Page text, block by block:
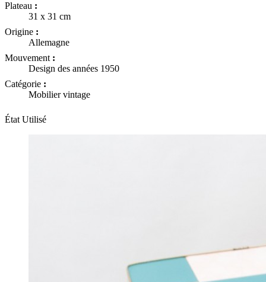
Plateau :
31 x 31 cm
Origine :
Allemagne
Mouvement :
Design des années 1950
Catégorie :
Mobilier vintage
État Utilisé